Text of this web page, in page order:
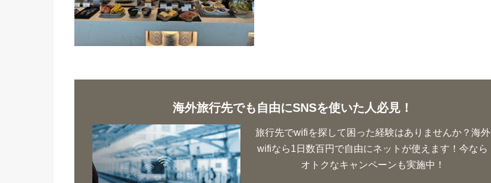
海外旅行先でも自由にSNSを使いた人必見！
旅行先でwifiを探して困った経験はありませんか？海外
wifiなら1日数百円で自由にネットが使えます！今なら
オトクなキャンペーンも実施中！